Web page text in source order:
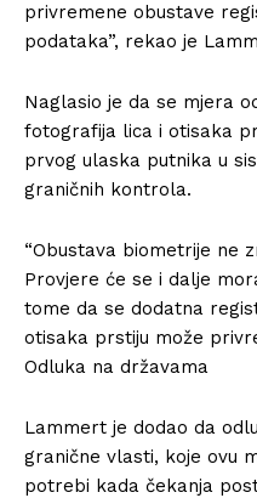
privremene obustave
podataka”, rekao je
Naglasio je da se mjera
fotografija lica i otisaka
prvog ulaska putnika u
graničnih kontrola.
“Obustava biometrije ne
Provjere će se i dalje
tome da se dodatna
otisaka prstiju može
Odluka na državama
Lammert je dodao da
granične vlasti, koje ovu
potrebi kada čekanja